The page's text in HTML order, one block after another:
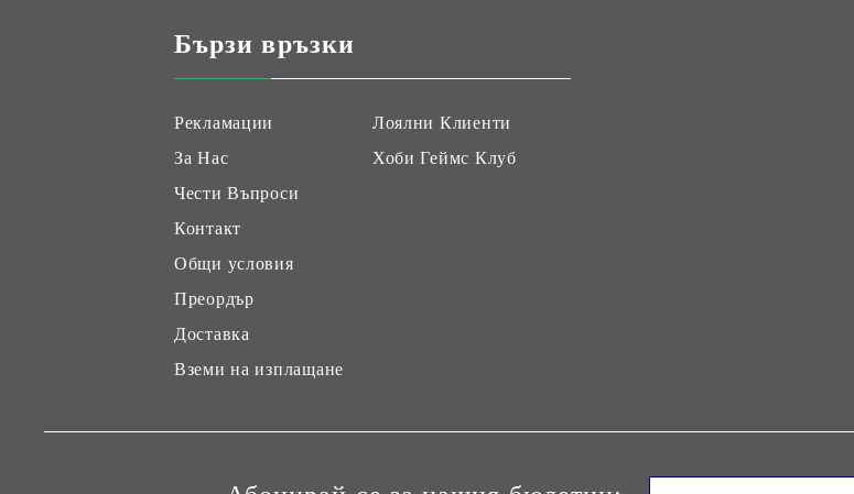
Бързи връзки
Рекламации
За Нас
Чести Въпроси
Контакт
Общи условия
Преордър
Доставка
Вземи на изплащане
Лоялни Клиенти
Хоби Геймс Клуб